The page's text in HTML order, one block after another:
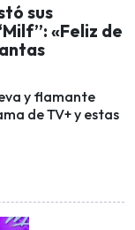
sus
«Feliz de
y flamante
de TV+ y estas